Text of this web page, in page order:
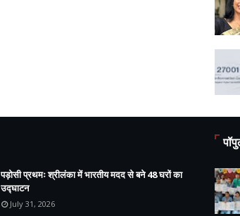
पड़ोसी प्रथमः श्रीलंका में भारतीय मदद से बने 48 घरों का
उद्घाटन
July 31, 2026